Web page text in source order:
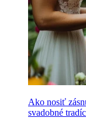
Ako nosiť
svadobné